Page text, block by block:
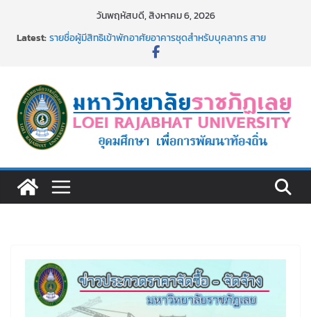
วันพฤหัสบดี, สิงหาคม 6, 2026
Latest:รายชื่อผู้มีสิทธิเข้าพักอาศัยอาคารชุดสำหรับบุคลากร สาย
สนับสนุน สังกัดมหาวิทยาลัยราชภัฏเลย ครั้งที่ 2/2569
๑,๙๗๒ ชุด โดยวิธีเฉพาะเจาะจง
ม.ราชภัฏเลย จัดกิจกรรมจิตอาสาบำเพ็ญสาธารณประโยชน์ และ
บำเพ็ญสาธารณกุศล 69
รายชื่อผู้ผ่านการสอบแข่งขันเพื่อเป็นลูกจ้างชั่วคราว (รายวัน)
สังกัดมหาวิทยาลัยราชภัฏเลย ด้วยเงินนอกงบประมาณ ประเภท